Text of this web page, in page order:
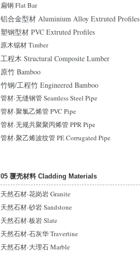
扁钢 Flat Bar
铝合金型材 Aluminium Alloy Extruted Profiles
塑钢型材 PVC Extruted Profiles
原木锯材 Timber
工程木 Structural Composite Lumber
原竹 Bamboo
竹钢/工程竹 Engineered Bamboo
管材·无缝钢管 Seamless Steel Pipe
管材·聚氯乙烯管 PVC Pipe
管材·无规共聚聚丙烯管 PPR Pipe
管材·聚乙烯波纹管 PE Corrugated Pipe
05 覆壳材料 Cladding Materials
天然石材·花岗岩 Granite
天然石材·砂岩 Sandstone
天然石材·板岩 Slate
天然石材·石灰华 Travertine
天然石材·大理石 Marble